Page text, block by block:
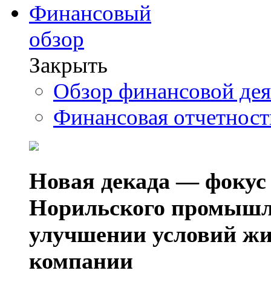
Финансовый
обзор
Закрыть
Обзор финансовой
Финансовая
Новая декада — фокус
Норильского
улучшении условий
компании